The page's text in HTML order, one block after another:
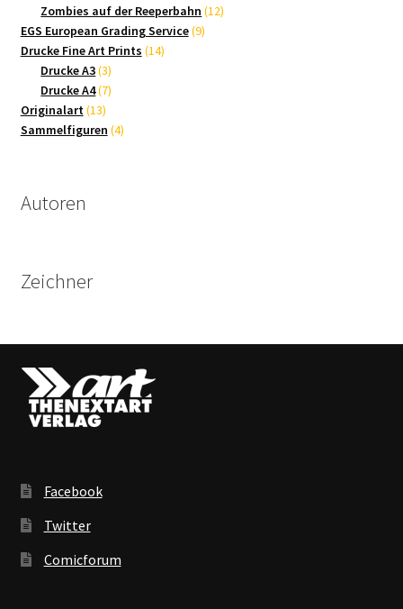
Produkte
Zombies auf der Reeperbahn 1212
EGS European Grading Service 99
Drucke Fine Art Prints 1414
Drucke A3 33
Produkte
Drucke A4 77
Originalart 1313
Produkte
Sammelfiguren 44
Autoren
Zeichner
Facebook
Twitter
Comicforum